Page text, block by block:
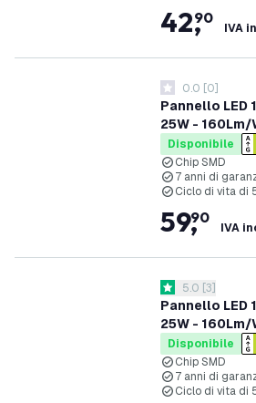
42,
90
IVA
Pannello LED
25W - 160Lm/
garanzia -
0 stelle di
0.0 [0]
Disponibile
Chip SMD
7 anni di
Ciclo di vita di
59,
90
IVA
Pannello LED
25W -
garanzia -
apri il
5 stelle di
5.0 [3]
Disponibile
Chip SMD
7 anni di
Ciclo di vita di